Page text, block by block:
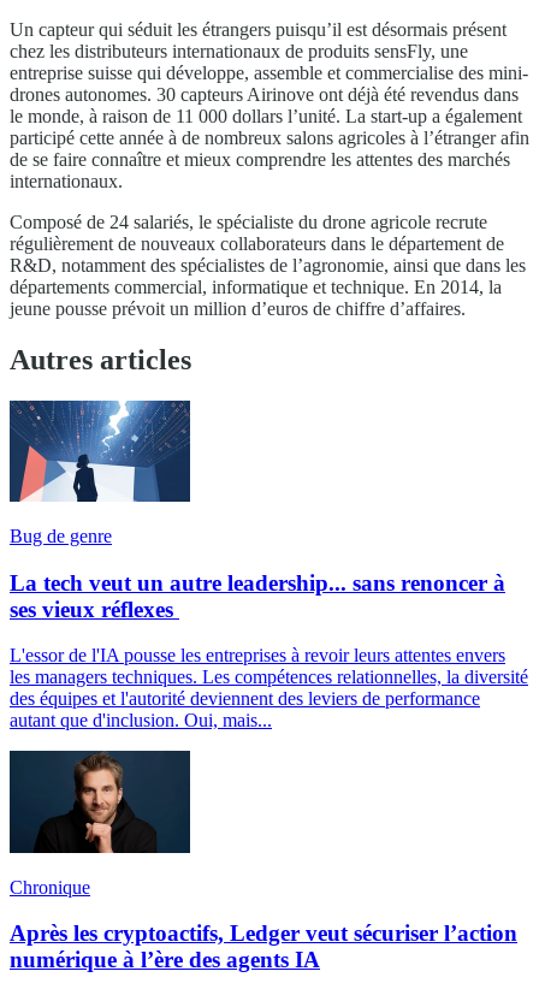
Un capteur qui séduit les étrangers puisqu’il est désormais présent
chez les distributeurs internationaux de produits sensFly, une
entreprise suisse qui développe, assemble et commercialise des mini-
drones autonomes. 30 capteurs Airinove ont déjà été revendus dans
le monde, à raison de 11 000 dollars l’unité. La start-up a également
participé cette année à de nombreux salons agricoles à l’étranger afin
de se faire connaître et mieux comprendre les attentes des marchés
internationaux.
Composé de 24 salariés, le spécialiste du drone agricole recrute
régulièrement de nouveaux collaborateurs dans le département de
R&D, notamment des spécialistes de l’agronomie, ainsi que dans les
départements commercial, informatique et technique. En 2014, la
jeune pousse prévoit un million d’euros de chiffre d’affaires.
Autres articles
Bug de genre
La tech veut un autre leadership... sans renoncer à
ses vieux réflexes
L'essor de l'IA pousse les entreprises à revoir leurs attentes envers
les managers techniques. Les compétences relationnelles, la diversité
des équipes et l'autorité deviennent des leviers de performance
autant que d'inclusion. Oui, mais...
Chronique
Après les cryptoactifs, Ledger veut sécuriser l’action
numérique à l’ère des agents IA